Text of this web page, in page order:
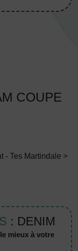
COUPE
- Tes Martindale >
: DENIM
mieux à votre